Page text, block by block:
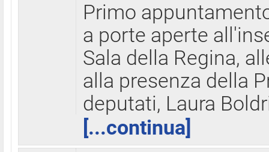
Primo
a porte aperte
Sala della Regina,
alla presenza della
deputati, Laura
[...continua]